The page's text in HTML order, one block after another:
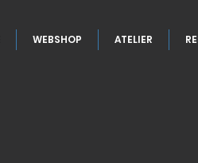
WEBSHOP ATELIER